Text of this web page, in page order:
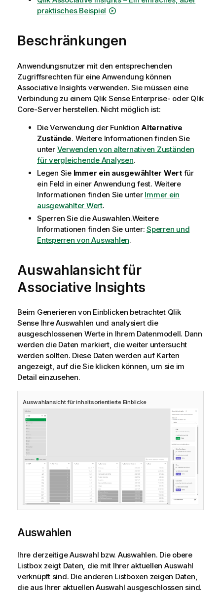
praktisches Beispiel
Beschränkungen
Anwendungsnutzer mit den entsprechenden
Zugriffsrechten für eine Anwendung können
Associative Insights verwenden. Sie müssen eine
Verbindung zu einem Qlik Sense Enterprise- oder Qlik
Core-Server herstellen. Nicht möglich ist:
Die Verwendung der Funktion Alternative
Zustände. Weitere Informationen finden Sie
unter Verwenden von alternativen Zuständen
für vergleichende Analysen.
Legen Sie Immer ein ausgewählter Wertfür
ein Feld in einer Anwendung fest. Weitere
Informationen finden Sie unter Immer ein
ausgewählter Wert.
Sperren Sie die Auswahlen.Weitere
Informationen finden Sie unter: Sperren und
Entsperren von Auswahlen.
Auswahlansicht für
Associative Insights
Beim Generieren von Einblicken betrachtet Qlik
SenseIhre Auswahlen und analysiert die
ausgeschlossenen Werte in Ihrem Datenmodell. Dann
werden die Daten markiert, die weiter untersucht
werden sollten. Diese Daten werden auf Karten
angezeigt, auf die Sie klicken können, um sie im
Detail einzusehen.
Auswahlansicht für inhaltsorientierte Einblicke
Auswahlen
Ihre derzeitige Auswahl bzw. Auswahlen. Die obere
Listbox zeigt Daten, die mit Ihrer aktuellen Auswahl
verknüpft sind. Die anderen Listboxen zeigen Daten,
die aus Ihrer aktuellen Auswahl ausgeschlossen sind.